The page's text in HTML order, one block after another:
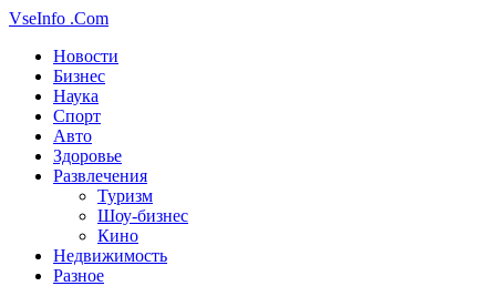
VseInfo .Com
Новости
Бизнес
Наука
Спорт
Авто
Здоровье
Развлечения
Туризм
Шоу-бизнес
Кино
Недвижимость
Разное